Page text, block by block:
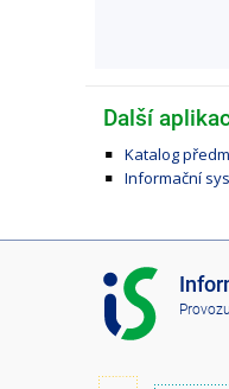
Další
Katalog
Informační
I
S
J
M